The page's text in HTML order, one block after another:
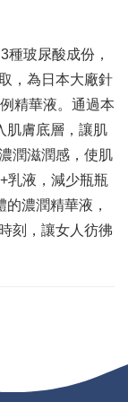
玻尿酸成份，
，為日本大廠針
精華液。通過本
肌膚底層，讓肌
潤滋潤感，使肌
乳液，減少瓶瓶
濃潤精華液，
刻，讓女人彷彿